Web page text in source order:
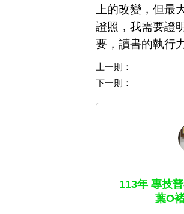
上的改變，但
證照，我需要證
要，讀書的執行
上一則：
下一則：
113年 專技
葉O